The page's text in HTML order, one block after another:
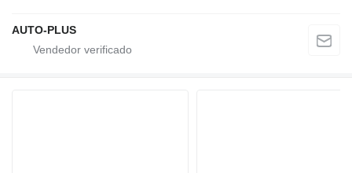
AUTO-PLUS